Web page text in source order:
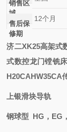
销售区
域
售后保
修期
12个月
济二XK25高架式
式数控龙门镗铣
H20CAHW35CA
上银滑块导轨
钢球型 HG，EG